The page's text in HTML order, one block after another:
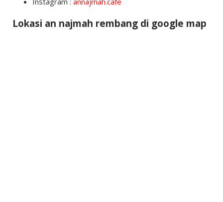
Lokasi an najmah rembang di google map